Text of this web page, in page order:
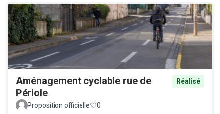
Aménagement cyclable rue de
Périole
Réalisé
Proposition officielle 0